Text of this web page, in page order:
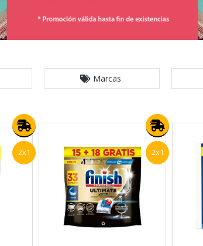
Marcas
2x1 2x1